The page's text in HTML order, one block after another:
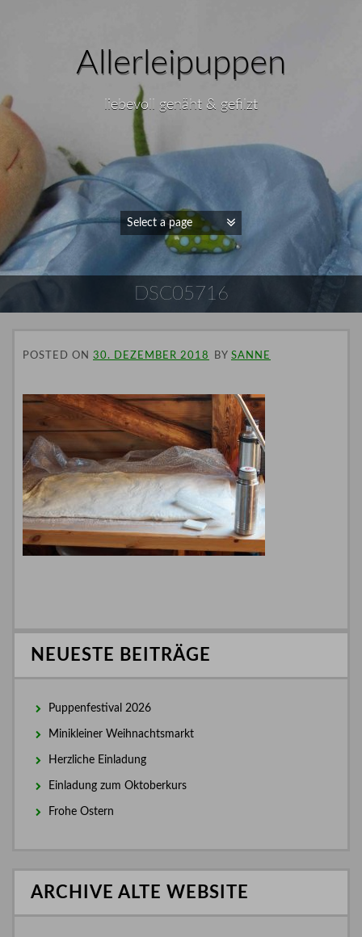
Allerleipuppen
liebevoll genäht & gefilzt
DSC05716
POSTED ON 30. DEZEMBER 2018 BY SANNE
NEUESTE BEITRÄGE
Puppenfestival 2026
Minikleiner Weihnachtsmarkt
Herzliche Einladung
Einladung zum Oktoberkurs
Frohe Ostern
ARCHIVE ALTE WEBSITE